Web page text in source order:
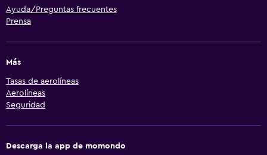
Ayuda/Preguntas frecuentes
Prensa
Más
Tasas de aerolíneas
Aerolíneas
Seguridad
Descarga la app de momondo